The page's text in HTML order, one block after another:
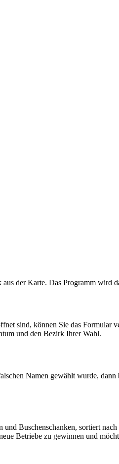
der Karte. Das Programm wird
sind, können Sie das Formular
und den Bezirk Ihrer Wahl.
Namen gewählt wurde,
Buschenschanken, sortiert
Betriebe zu gewinnen und